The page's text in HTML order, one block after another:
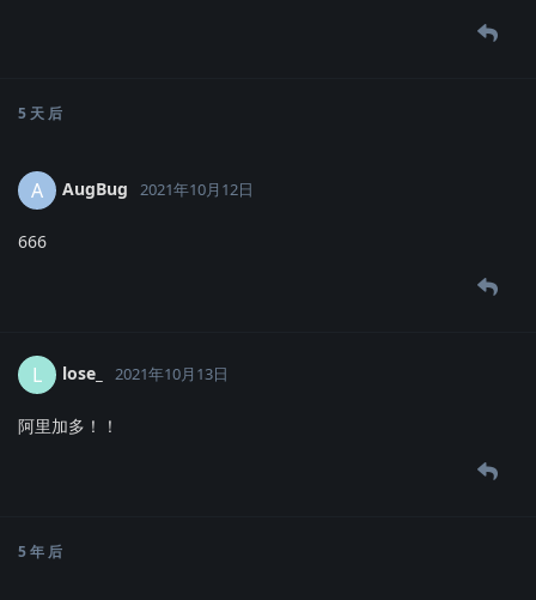
5 天 后
A AugBug 2021年10月12日
666
L lose_ 2021年10月13日
阿里加多！！
5 年 后